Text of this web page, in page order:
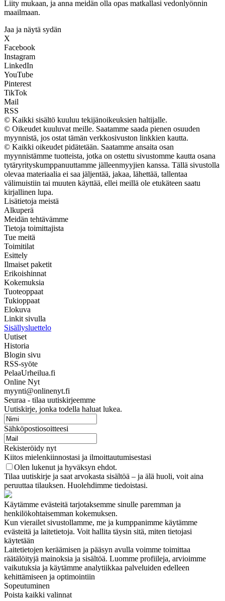
Liity mukaan, ja anna meidän olla opas matkallasi vedonlyönnin
maailmaan.
Jaa ja näytä sydän
X
Facebook
Instagram
LinkedIn
YouTube
Pinterest
TikTok
Mail
RSS
© Kaikki sisältö kuuluu tekijänoikeuksien haltijalle.
© Oikeudet kuuluvat meille. Saatamme saada pienen osuuden
myynnistä, jos ostat tämän verkkosivuston linkkien kautta.
© Kaikki oikeudet pidätetään. Saatamme ansaita osan
myynnistämme tuotteista, jotka on ostettu sivustomme kautta osana
tytäryrityskumppanuuttamme jälleenmyyjien kanssa. Tällä sivustolla
olevaa materiaalia ei saa jäljentää, jakaa, lähettää, tallentaa
välimuistiin tai muuten käyttää, ellei meillä ole etukäteen saatu
kirjallinen lupa.
Lisätietoja meistä
Alkuperä
Meidän tehtävämme
Tietoja toimittajista
Tue meitä
Toimitilat
Esittely
Ilmaiset paketit
Erikoishinnat
Kokemuksia
Tuoteoppaat
Tukioppaat
Elokuva
Linkit sivulla
Sisällysluettelo
Uutiset
Historia
Blogin sivu
RSS-syöte
PelaaUrheilua.fi
Online Nyt
myynti@onlinenyt.fi
Seuraa - tilaa uutiskirjeemme
Uutiskirje, jonka todella haluat lukea.
Sähköpostiosoitteesi
Rekisteröidy nyt
Kiitos mielenkiinnostasi ja ilmoittautumisestasi
Olen lukenut ja hyväksyn ehdot.
Tilaa uutiskirje ja saat arvokasta sisältöä – ja älä huoli, voit aina
peruuttaa tilauksen. Huolehdimme tiedoistasi.
Käytämme evästeitä tarjotaksemme sinulle paremman ja
henkilökohtaisemman kokemuksen.
Kun vierailet sivustollamme, me ja kumppanimme käytämme
evästeitä ja laitetietoja. Voit hallita täysin sitä, miten tietojasi
käytetään
Laitetietojen keräämisen ja pääsyn avulla voimme toimittaa
räätälöityjä mainoksia ja sisältöä. Luomme profiileja, arvioimme
vaikutuksia ja käytämme analytiikkaa palveluiden edelleen
kehittämiseen ja optimointiin
Sopeutuminen
Poista kaikki valinnat